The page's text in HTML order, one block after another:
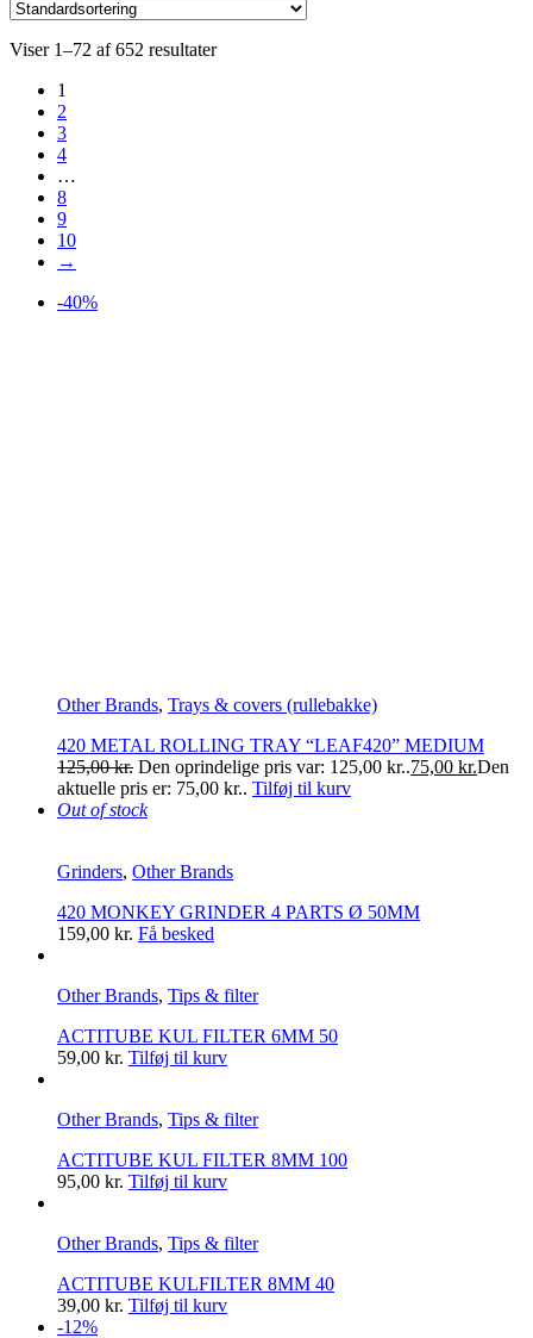
Viser 1–72 af 652 resultater
1
2
3
4
…
8
9
10
→
-40%
Other Brands, Trays & covers (rullebakke)
420 METAL ROLLING TRAY “LEAF420” MEDIUM
125,00kr. Den oprindelige pris var: 125,00 kr..75,00 kr.Den
aktuelle pris er: 75,00 kr.. Tilføj til kurv
Out of stock
Grinders, Other Brands
420 MONKEY GRINDER 4 PARTS Ø 50MM
159,00 kr. Få besked
Other Brands, Tips & filter
ACTITUBE KUL FILTER 6MM 50
59,00 kr. Tilføj til kurv
Other Brands, Tips & filter
ACTITUBE KUL FILTER 8MM 100
95,00 kr. Tilføj til kurv
Other Brands, Tips & filter
ACTITUBE KULFILTER 8MM 40
39,00 kr. Tilføj til kurv
-12%